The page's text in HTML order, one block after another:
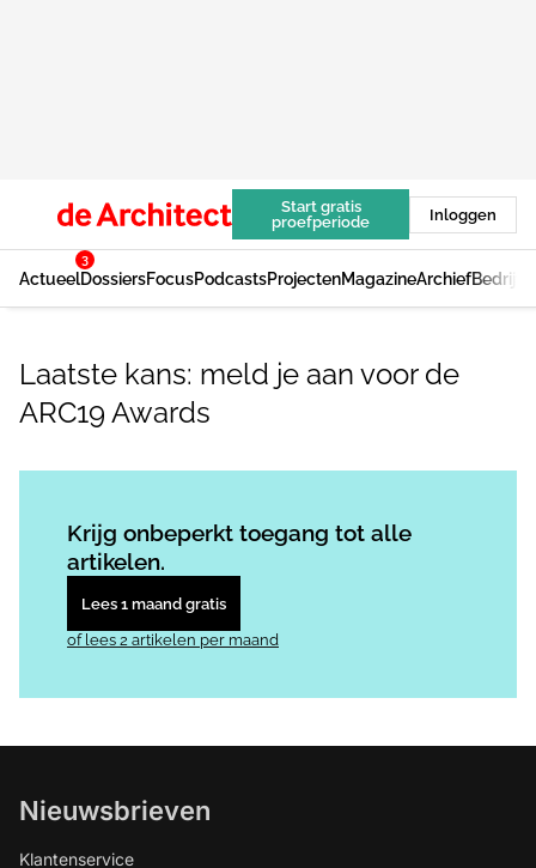
Start gratis
proefperiode
Inloggen
Actueel
3
DossiersFocusPodcastsProjectenMagazineArchief
Laatste kans: meld je aan voor de
ARC19 Awards
Krijg onbeperkt toegang tot alle
artikelen.
Lees 1 maand gratis
of lees 2 artikelen per maand
Nieuwsbrieven
Klantenservice